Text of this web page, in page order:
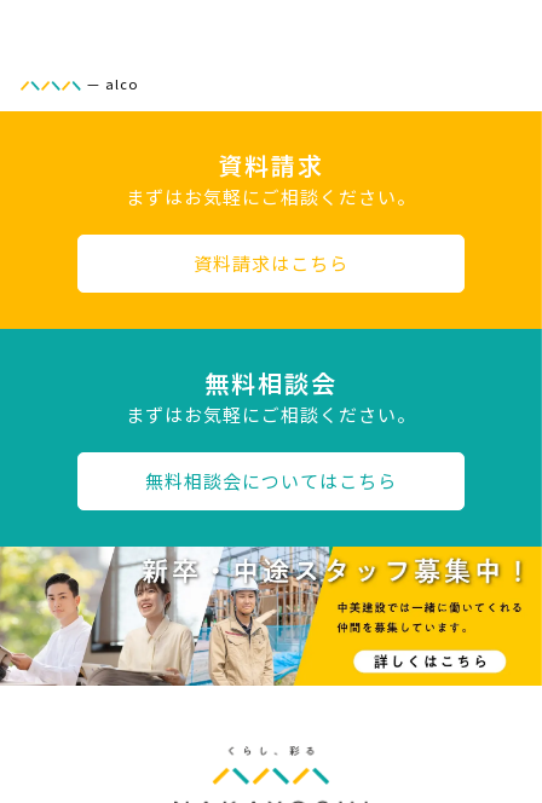
— alco
資料請求
まずはお気軽にご相談ください。
資料請求はこちら
無料相談会
まずはお気軽にご相談ください。
無料相談会についてはこちら